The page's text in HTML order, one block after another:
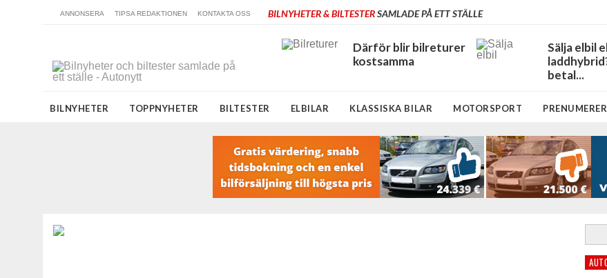
ANNONSERA TIPSA REDAKTIONEN KONTAKTA OSS BILNYHETER & BILTESTERSAMLADE PÅ ETT STÄLLE
Därför blir bilreturer
kostsamma
Sälja elbil
betal...
BILNYHETER TOPPNYHETER BILTESTER ELBILAR KLASSISKA BILAR MOTORSPORT